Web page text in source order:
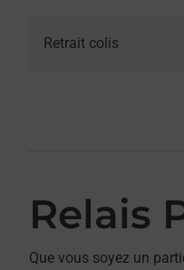
Retrait colis
Relais
Que vous soyez un